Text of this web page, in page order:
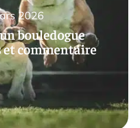
bouledogue
et commentaire
2026